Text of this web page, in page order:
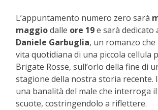
L’appuntamento numero zero sarà
maggiodalle ore 19e sarà dedicato
Daniele Garbuglia, un romanzo che
vita quotidiana di una piccola cellula
Brigate Rosse, sull’orlo della fine di
stagione della nostra storia recente.
una banalità del male che interroga
scuote, costringendolo a riflettere.